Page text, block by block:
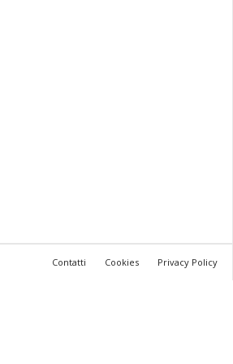
Contatti Cookies Privacy Policy